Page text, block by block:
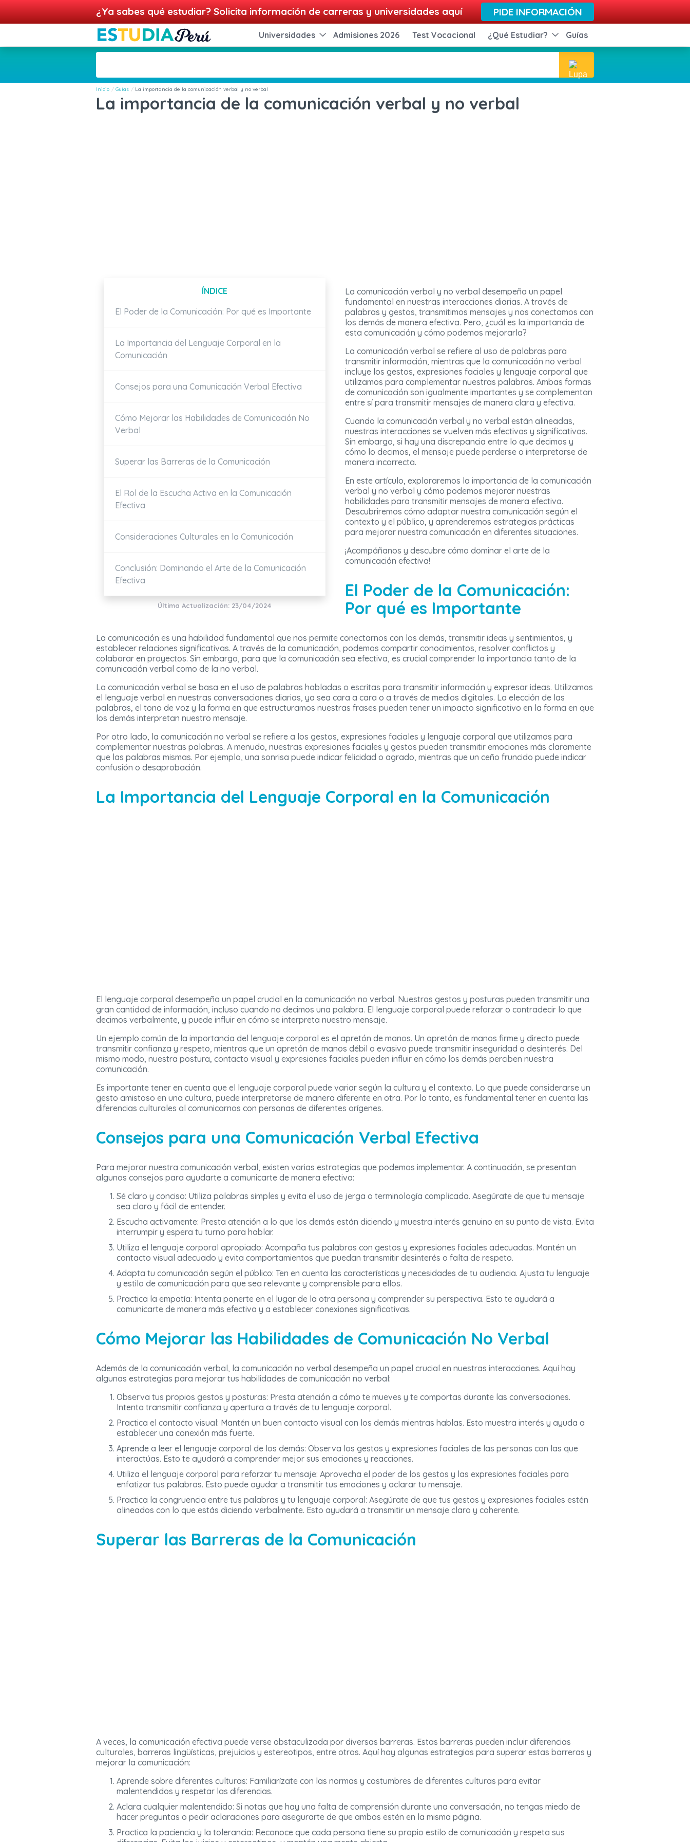
¿Ya sabes qué estudiar? Solicita información de carreras y universidades aquí PIDE INFORMACIÓN
Universidades Admisiones 2026 Test Vocacional ¿Qué Estudiar? Guías
Inicio Guías La importancia de la comunicación verbal y no verbal
La importancia de la comunicación verbal y no verbal
ÍNDICE
El Poder de la Comunicación: Por qué es Importante
La Importancia del Lenguaje Corporal en la
Comunicación
Consejos para una Comunicación Verbal Efectiva
Cómo Mejorar las Habilidades de Comunicación No
Verbal
Superar las Barreras de la Comunicación
El Rol de la Escucha Activa en la Comunicación
Efectiva
Consideraciones Culturales en la Comunicación
Conclusión: Dominando el Arte de la Comunicación
Efectiva
Última Actualización: 23/04/2024
La comunicación verbal y no verbal desempeña un papel
fundamental en nuestras interacciones diarias. A través de
palabras y gestos, transmitimos mensajes y nos conectamos con
los demás de manera efectiva. Pero, ¿cuál es la importancia de
esta comunicación y cómo podemos mejorarla?
La comunicación verbal se refiere al uso de palabras para
transmitir información, mientras que la comunicación no verbal
incluye los gestos, expresiones faciales y lenguaje corporal que
utilizamos para complementar nuestras palabras. Ambas formas
de comunicación son igualmente importantes y se complementan
entre sí para transmitir mensajes de manera clara y efectiva.
Cuando la comunicación verbal y no verbal están alineadas,
nuestras interacciones se vuelven más efectivas y significativas.
Sin embargo, si hay una discrepancia entre lo que decimos y
cómo lo decimos, el mensaje puede perderse o interpretarse de
manera incorrecta.
En este artículo, exploraremos la importancia de la comunicación
verbal y no verbal y cómo podemos mejorar nuestras
habilidades para transmitir mensajes de manera efectiva.
Descubriremos cómo adaptar nuestra comunicación según el
contexto y el público, y aprenderemos estrategias prácticas
para mejorar nuestra comunicación en diferentes situaciones.
¡Acompáñanos y descubre cómo dominar el arte de la
comunicación efectiva!
El Poder de la Comunicación:
Por qué es Importante
La comunicación es una habilidad fundamental que nos permite conectarnos con los demás, transmitir ideas y sentimientos, y
establecer relaciones significativas. A través de la comunicación, podemos compartir conocimientos, resolver conflictos y
colaborar en proyectos. Sin embargo, para que la comunicación sea efectiva, es crucial comprender la importancia tanto de la
comunicación verbal como de la no verbal.
La comunicación verbal se basa en el uso de palabras habladas o escritas para transmitir información y expresar ideas. Utilizamos
el lenguaje verbal en nuestras conversaciones diarias, ya sea cara a cara o a través de medios digitales. La elección de las
palabras, el tono de voz y la forma en que estructuramos nuestras frases pueden tener un impacto significativo en la forma en que
los demás interpretan nuestro mensaje.
Por otro lado, la comunicación no verbal se refiere a los gestos, expresiones faciales y lenguaje corporal que utilizamos para
complementar nuestras palabras. A menudo, nuestras expresiones faciales y gestos pueden transmitir emociones más claramente
que las palabras mismas. Por ejemplo, una sonrisa puede indicar felicidad o agrado, mientras que un ceño fruncido puede indicar
confusión o desaprobación.
La Importancia del Lenguaje Corporal en la Comunicación
El lenguaje corporal desempeña un papel crucial en la comunicación no verbal. Nuestros gestos y posturas pueden transmitir una
gran cantidad de información, incluso cuando no decimos una palabra. El lenguaje corporal puede reforzar o contradecir lo que
decimos verbalmente, y puede influir en cómo se interpreta nuestro mensaje.
Un ejemplo común de la importancia del lenguaje corporal es el apretón de manos. Un apretón de manos firme y directo puede
transmitir confianza y respeto, mientras que un apretón de manos débil o evasivo puede transmitir inseguridad o desinterés. Del
mismo modo, nuestra postura, contacto visual y expresiones faciales pueden influir en cómo los demás perciben nuestra
comunicación.
Es importante tener en cuenta que el lenguaje corporal puede variar según la cultura y el contexto. Lo que puede considerarse un
gesto amistoso en una cultura, puede interpretarse de manera diferente en otra. Por lo tanto, es fundamental tener en cuenta las
diferencias culturales al comunicarnos con personas de diferentes orígenes.
Consejos para una Comunicación Verbal Efectiva
Para mejorar nuestra comunicación verbal, existen varias estrategias que podemos implementar. A continuación, se presentan
algunos consejos para ayudarte a comunicarte de manera efectiva:
Sé claro y conciso: Utiliza palabras simples y evita el uso de jerga o terminología complicada. Asegúrate de que tu mensaje
sea claro y fácil de entender.
Escucha activamente: Presta atención a lo que los demás están diciendo y muestra interés genuino en su punto de vista. Evita
interrumpir y espera tu turno para hablar.
Utiliza el lenguaje corporal apropiado: Acompaña tus palabras con gestos y expresiones faciales adecuadas. Mantén un
contacto visual adecuado y evita comportamientos que puedan transmitir desinterés o falta de respeto.
Adapta tu comunicación según el público: Ten en cuenta las características y necesidades de tu audiencia. Ajusta tu lenguaje
y estilo de comunicación para que sea relevante y comprensible para ellos.
Practica la empatía: Intenta ponerte en el lugar de la otra persona y comprender su perspectiva. Esto te ayudará a
comunicarte de manera más efectiva y a establecer conexiones significativas.
Cómo Mejorar las Habilidades de Comunicación No Verbal
Además de la comunicación verbal, la comunicación no verbal desempeña un papel crucial en nuestras interacciones. Aquí hay
algunas estrategias para mejorar tus habilidades de comunicación no verbal:
Observa tus propios gestos y posturas: Presta atención a cómo te mueves y te comportas durante las conversaciones.
Intenta transmitir confianza y apertura a través de tu lenguaje corporal.
Practica el contacto visual: Mantén un buen contacto visual con los demás mientras hablas. Esto muestra interés y ayuda a
establecer una conexión más fuerte.
Aprende a leer el lenguaje corporal de los demás: Observa los gestos y expresiones faciales de las personas con las que
interactúas. Esto te ayudará a comprender mejor sus emociones y reacciones.
Utiliza el lenguaje corporal para reforzar tu mensaje: Aprovecha el poder de los gestos y las expresiones faciales para
enfatizar tus palabras. Esto puede ayudar a transmitir tus emociones y aclarar tu mensaje.
Practica la congruencia entre tus palabras y tu lenguaje corporal: Asegúrate de que tus gestos y expresiones faciales estén
alineados con lo que estás diciendo verbalmente. Esto ayudará a transmitir un mensaje claro y coherente.
Superar las Barreras de la Comunicación
A veces, la comunicación efectiva puede verse obstaculizada por diversas barreras. Estas barreras pueden incluir diferencias
culturales, barreras lingüísticas, prejuicios y estereotipos, entre otros. Aquí hay algunas estrategias para superar estas barreras y
mejorar la comunicación:
Aprende sobre diferentes culturas: Familiarízate con las normas y costumbres de diferentes culturas para evitar
malentendidos y respetar las diferencias.
Aclara cualquier malentendido: Si notas que hay una falta de comprensión durante una conversación, no tengas miedo de
hacer preguntas o pedir aclaraciones para asegurarte de que ambos estén en la misma página.
Practica la paciencia y la tolerancia: Reconoce que cada persona tiene su propio estilo de comunicación y respeta sus